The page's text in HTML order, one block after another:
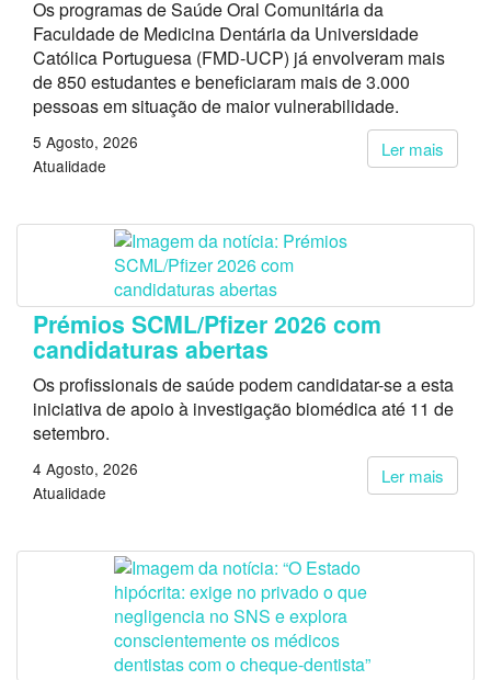
Os programas de Saúde Oral Comunitária da
Faculdade de Medicina Dentária da Universidade
Católica Portuguesa (FMD-UCP) já envolveram mais
de 850 estudantes e beneficiaram mais de 3.000
pessoas em situação de maior vulnerabilidade.
Ler mais
5 Agosto, 2026
Atualidade
Prémios SCML/Pfizer 2026 com
candidaturas abertas
Os profissionais de saúde podem candidatar-se a esta
iniciativa de apoio à investigação biomédica até 11 de
setembro.
Ler mais
4 Agosto, 2026
Atualidade